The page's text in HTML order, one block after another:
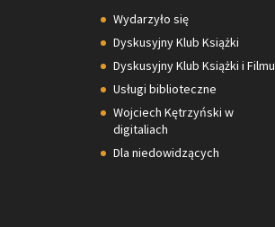
Wydarzyło się
Dyskusyjny Klub Książki
Dyskusyjny Klub Książki i Filmu
Usługi biblioteczne
Wojciech Kętrzyński w
digitaliach
Dla niedowidzących